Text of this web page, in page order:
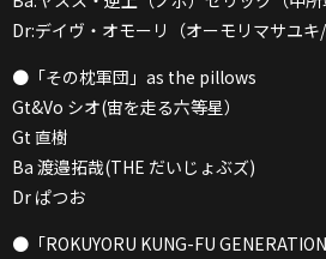
Dr:デイヴ・オモーリ（オーモリマサユキ/
●「その枕軍団」as the pillows
Gt&Vo シオ(宙を走る六等星）
Gt 直樹
Ba 渡邉拓哉(THE だいじょぶズ)
Dr ぱつお
●「ROKUYORU KUNG-FU